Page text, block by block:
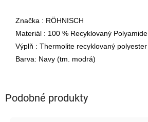
Značka : RÖHNISCH
Materiál : 100 % Recyklovaný Polyamide
Výplň : Thermolite recyklovaný polyester
Barva: Navy (tm. modrá)
Podobné produkty